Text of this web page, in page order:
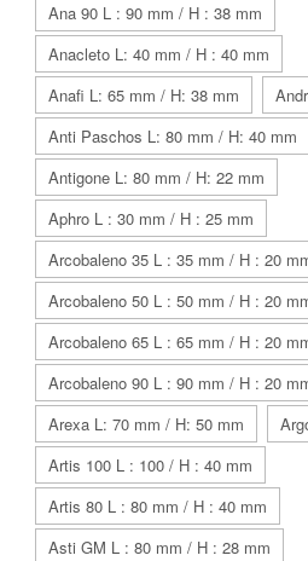
Ana 90 L : 90 mm / H : 38 mm
Anacleto L: 40 mm / H : 40 mm
Anafi L: 65 mm / H: 38 mm
Anti Paschos L: 80 mm / H: 40 mm
Antigone L: 80 mm / H: 22 mm
Aphro L : 30 mm / H : 25 mm
Arcobaleno 35 L : 35 mm / H : 20
Arcobaleno 50 L : 50 mm / H : 20
Arcobaleno 65 L : 65 mm / H : 20
Arcobaleno 90 L : 90 mm / H : 20
Arexa L: 70 mm / H: 50 mm
Artis 100 L : 100 / H : 40 mm
Artis 80 L : 80 mm / H : 40 mm
Asti GM L : 80 mm / H : 28 mm